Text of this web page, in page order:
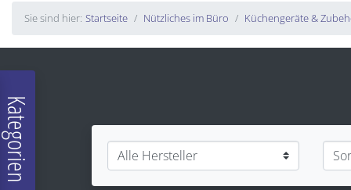
Sie sind hier: Startseite Nützliches im Büro Küchengeräte &
Kategorien